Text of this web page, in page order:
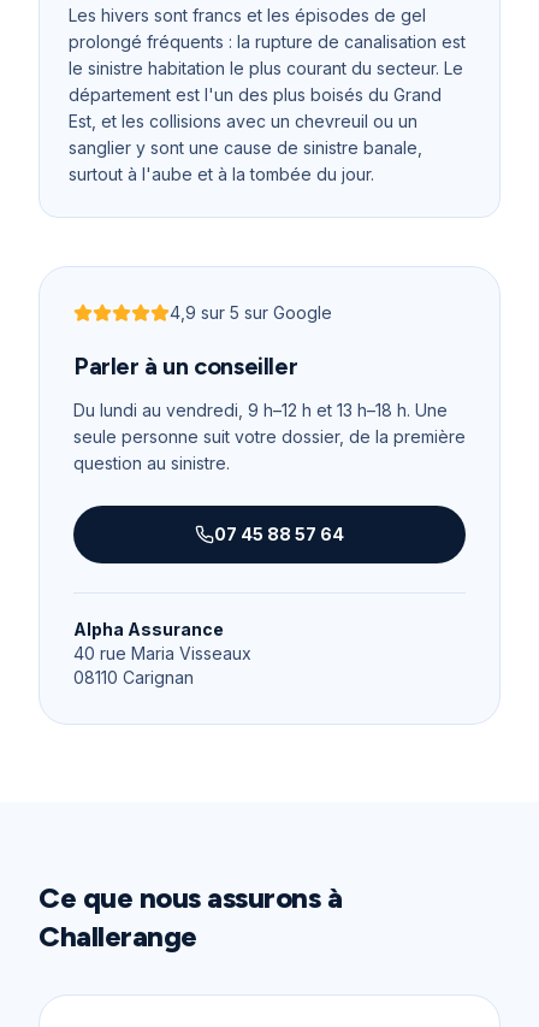
Les hivers sont francs et les épisodes de gel
prolongé fréquents : la rupture de canalisation est
le sinistre habitation le plus courant du secteur. Le
département est l'un des plus boisés du Grand
Est, et les collisions avec un chevreuil ou un
sanglier y sont une cause de sinistre banale,
surtout à l'aube et à la tombée du jour.
Noté4,9 sur 5
4,9 sur 5 sur Google
Parler à un conseiller
Du lundi au vendredi, 9 h–12 h et 13 h–18 h. Une
seule personne suit votre dossier, de la première
question au sinistre.
07 45 88 57 64
Alpha Assurance
40 rue Maria Visseaux
08110 Carignan
Ce que nous assurons à
Challerange